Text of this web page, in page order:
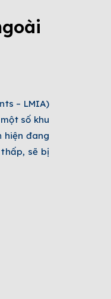
– LMIA)
số khu
hiện đang
sẽ bị